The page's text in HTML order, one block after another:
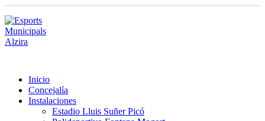
Inicio
Concejalía
Instalaciones
Estadio Lluis Suñer Picó